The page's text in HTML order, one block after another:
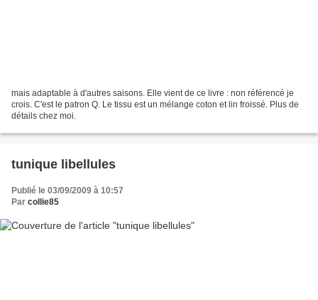
mais adaptable à d'autres saisons. Elle vient de ce livre : non référencé je
crois. C'est le patron Q. Le tissu est un mélange coton et lin froissé. Plus de
détails chez moi.
tunique libellules
Publié le 03/09/2009 à 10:57
Par collie85